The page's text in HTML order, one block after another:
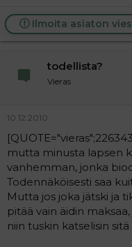
Ilmoita asiaton
todellista?
Vieras
10.12.2010
mutta minusta lapsen
vanhemman, jonka
Todennäköisesti saa
Mutta jos joka jätski ja
pitää vain äidin
niin tuskin katselisin